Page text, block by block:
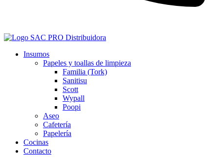
Insumos
Papeles y toallas de limpieza
Familia (Tork)
Sanitisu
Scott
Wypall
Poopi
Aseo
Cafetería
Papelería
Cocinas
Contacto